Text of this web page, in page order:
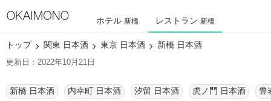
ホテル 新橋 レストラン 新橋
トップ 関東 日本酒 東京 日本酒 新橋 日本酒
更新日：2022年10月21日
新橋 日本酒 内幸町 日本酒 汐留 日本酒 虎ノ門 日本酒 豊